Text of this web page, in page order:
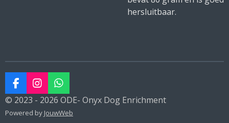
hersluitbaar.
F
a
c
e
I
n
s
t
W
h
a
t
© 2023 - 2026 ODE- Onyx Dog Enrichment
Powered by JouwWeb